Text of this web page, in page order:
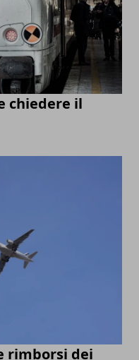
chiedere il
rimborsi dei